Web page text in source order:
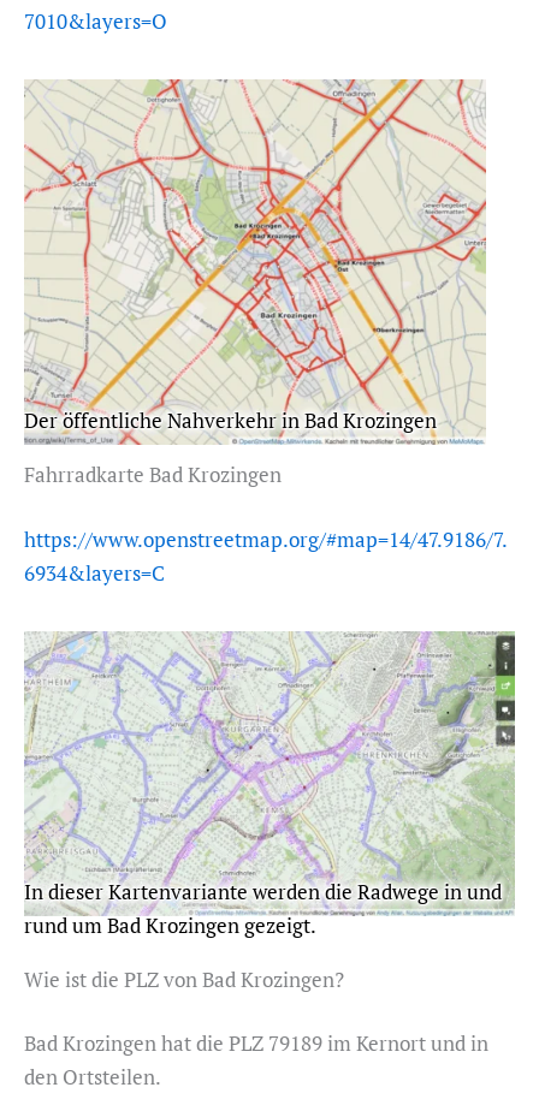
7010&layers=O
Der öffentliche Nahverkehr in Bad Krozingen
Fahrradkarte Bad Krozingen
https://www.openstreetmap.org/#map=14/47.9186/7.
6934&layers=C
In dieser Kartenvariante werden die Radwege in und
rund um Bad Krozingen gezeigt.
Wie ist die PLZ von Bad Krozingen?
Bad Krozingen hat die PLZ 79189 im Kernort und in
den Ortsteilen.